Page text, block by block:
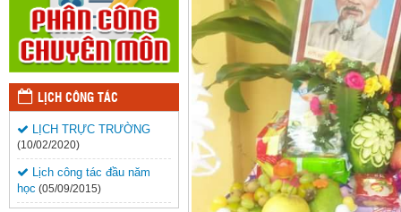
LỊCH CÔNG TÁC
LỊCH TRỰC TRƯỜNG
(10/02/2020)
Lịch công tác đầu năm
học (05/09/2015)